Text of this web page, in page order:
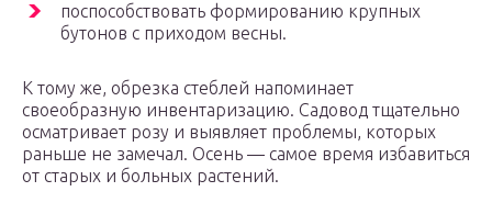
поспособствовать формированию крупных
бутонов с приходом весны.
К тому же, обрезка стеблей напоминает
своеобразную инвентаризацию. Садовод тщательно
осматривает розу и выявляет проблемы, которых
раньше не замечал. Осень — самое время избавиться
от старых и больных растений.